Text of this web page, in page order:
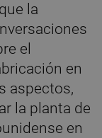
la
el
en
aspectos,
la planta de
en